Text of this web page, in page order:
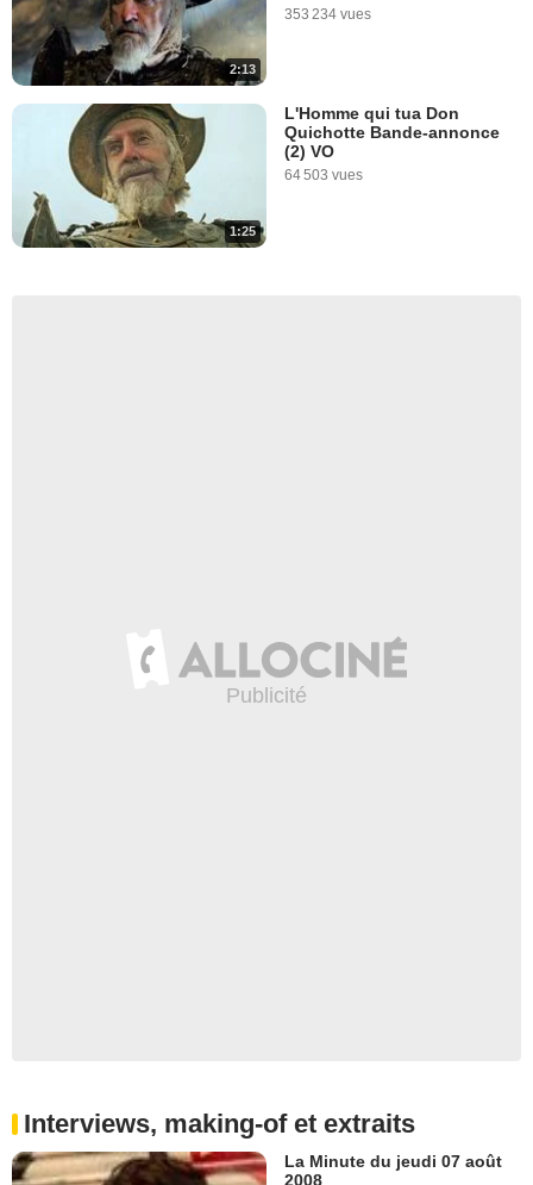
2:13
353 234 vues
1:25
L'Homme qui tua Don
Quichotte Bande-annonce
(2) VO
64 503 vues
Interviews, making-of et extraits
La Minute du jeudi 07 août
2008